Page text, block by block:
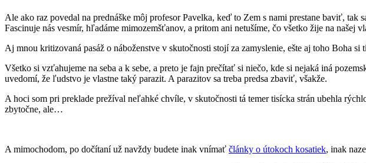
Ale ako raz povedal na prednáške môj profesor Pavelka, keď to Zem s nami prestane baviť,
Fascinuje nás vesmír, hľadáme mimozemšťanov, a pritom ani netušíme, čo všetko žije na našej
Aj mnou kritizovaná pasáž o náboženstve v skutočnosti stojí za zamyslenie, ešte aj toho Boha
Všetko si vzťahujeme na seba a k sebe, a preto je fajn prečítať si niečo, kde si nejaká iná
uvedomí, že ľudstvo je vlastne taký parazit. A parazitov sa treba predsa zbaviť, všakže.
A hoci som pri preklade prežíval neľahké chvíle, v skutočnosti tá temer tisícka strán ubehla
zbytočne, ale…
A mimochodom, po dočítaní už navždy budete inak vnímať články o útokoch kosatiek, inak